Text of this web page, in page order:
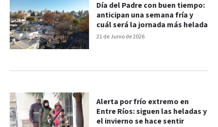
21 de Junio de 2026
Día del Padre con buen tiempo:
anticipan una semana fría y
cuál será la jornada más helada
Alerta por frío extremo en
Entre Ríos: siguen las heladas y
el invierno se hace sentir